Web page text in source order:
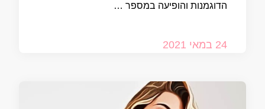
הדוגמנות והופיעה במספר …
24 במאי 2021